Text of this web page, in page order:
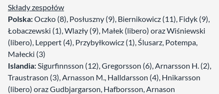
Składy zespołów
Polska:Oczko (8), Posłuszny (9), Biernikowicz (11), Fidyk (9),
Łobaczewski (1), Wlazły (9), Małek (libero) oraz Wiśniewski
(libero), Leppert (4), Przybyłkowicz (1), Ślusarz, Potempa,
Małecki (3)
Islandia:Sigurfinnsson (12), Gregorsson (6), Arnarsson H. (2),
Traustrason (3), Arnasson M., Halldarsson (4), Hnikarsson
(libero) oraz Gudbjargarson, Hafborsson, Arnason